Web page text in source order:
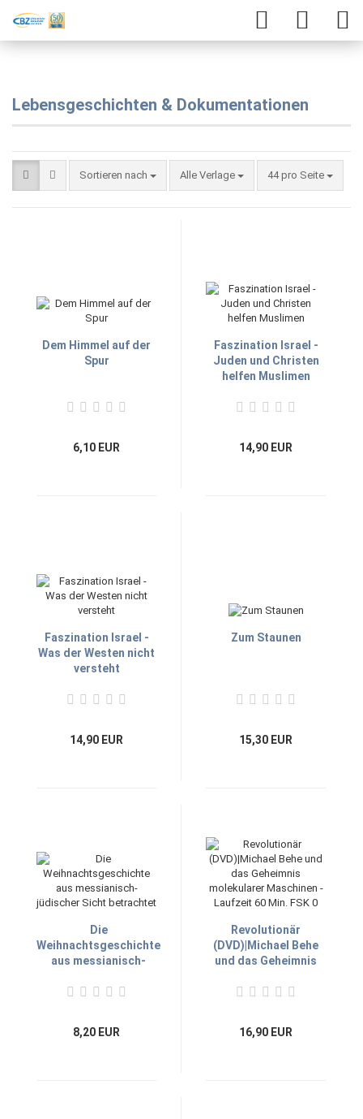
Lebensgeschichten & Dokumentationen
Sortieren nach Alle Verlage 44 pro Seite
Dem Himmel auf der
Spur
6,10 EUR
Faszination Israel -
Juden und Christen
helfen Muslimen
14,90 EUR
Faszination Israel -
Was der Westen nicht
versteht
14,90 EUR
Zum Staunen
15,30 EUR
Die
Weihnachtsgeschichte
aus messianisch-
betrachtet
8,20 EUR
Revolutionär
(DVD)|Michael Behe
und das Geheimnis
Maschinen - Laufzeit
16,90 EUR